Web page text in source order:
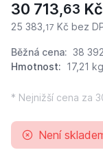
30 713,63
25 383, 17 Kč bez
Běžná cena: 38 392,
Hmotnost: 17,21 kg
* Nejnižší cena za
Není